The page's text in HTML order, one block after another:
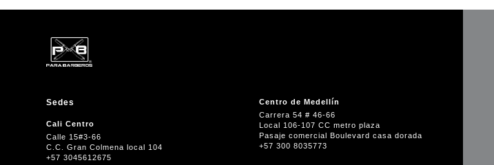
Sedes
Cali Centro
Calle 15#3-66
C.C. Gran Colmena local 104
+57 3045612675
Centro de Medellín
Carrera 54 # 46-66
Local 106-107 CC metro plaza
Pasaje comercial Boulevard casa dorada
+57 300 8035773